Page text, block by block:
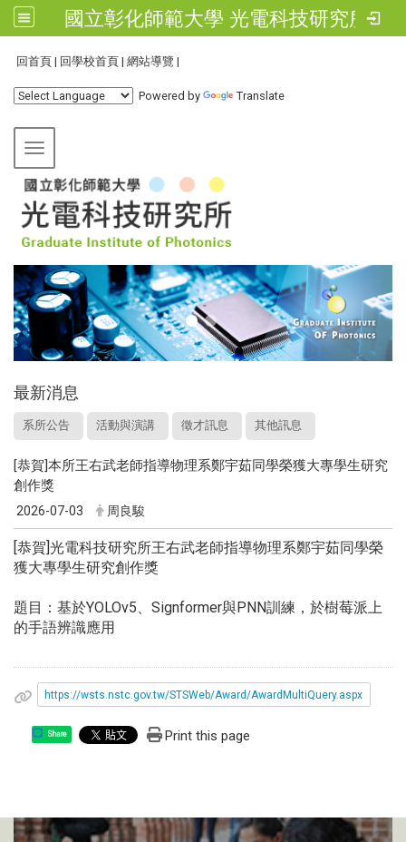
國立彰化師範大學 光電科技研究所
回首頁 | 回學校首頁 | 網站導覽 |
Powered by Translate
Toggle navigation
最新消息
系所公告 活動與演講 徵才訊息 其他訊息
[恭賀]本所王右武老師指導物理系鄭宇茹同學榮獲大專學生研究
創作獎
2026-07-03 周良駿
[恭賀]光電科技研究所王右武老師指導物理系鄭宇茹同學榮
獲大專學生研究創作獎
題目：基於YOLOv5、Signformer與PNN訓練，於樹莓派上
的手語辨識應用
https://wsts.nstc.gov.tw/STSWeb/Award/AwardMultiQuery.aspx
Share Print this page